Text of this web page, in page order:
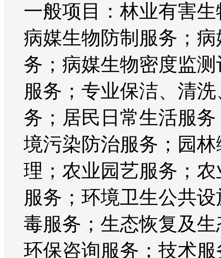
一般项目：林业有害
病媒生物防制服务；
务；病媒生物密度监
服务；专业保洁、清
务；居民日常生活服
境污染防治服务；园
理；农业园艺服务；
服务；环境卫生公共
毒服务；生态恢复及
环保咨询服务；技术